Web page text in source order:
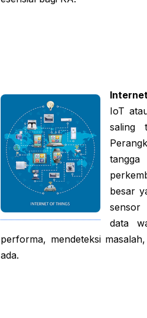
IoT
saling
besar
sensor
data
performa, mendeteksi
ada.